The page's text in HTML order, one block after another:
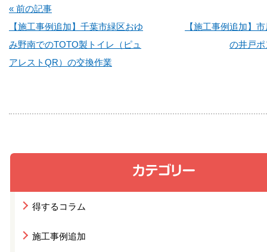
得するコラム
施工事例追加
« 前の記事
【施工事例追加】千葉市緑区おゆ
み野南でのTOTO製トイレ（ピュ
アレストQR）の交換作業
【施工事例追加】
の井戸